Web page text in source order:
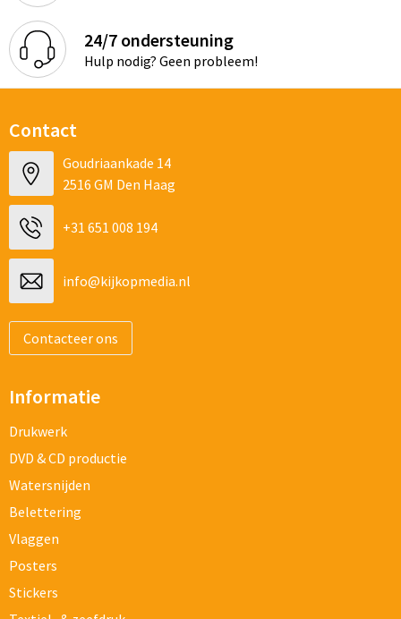
24/7 ondersteuning
Hulp nodig? Geen probleem!
Contact
Goudriaankade 14
2516 GM Den Haag
+31 651 008 194
info@kijkopmedia.nl
Contacteer ons
Informatie
Drukwerk
DVD & CD productie
Watersnijden
Belettering
Vlaggen
Posters
Stickers